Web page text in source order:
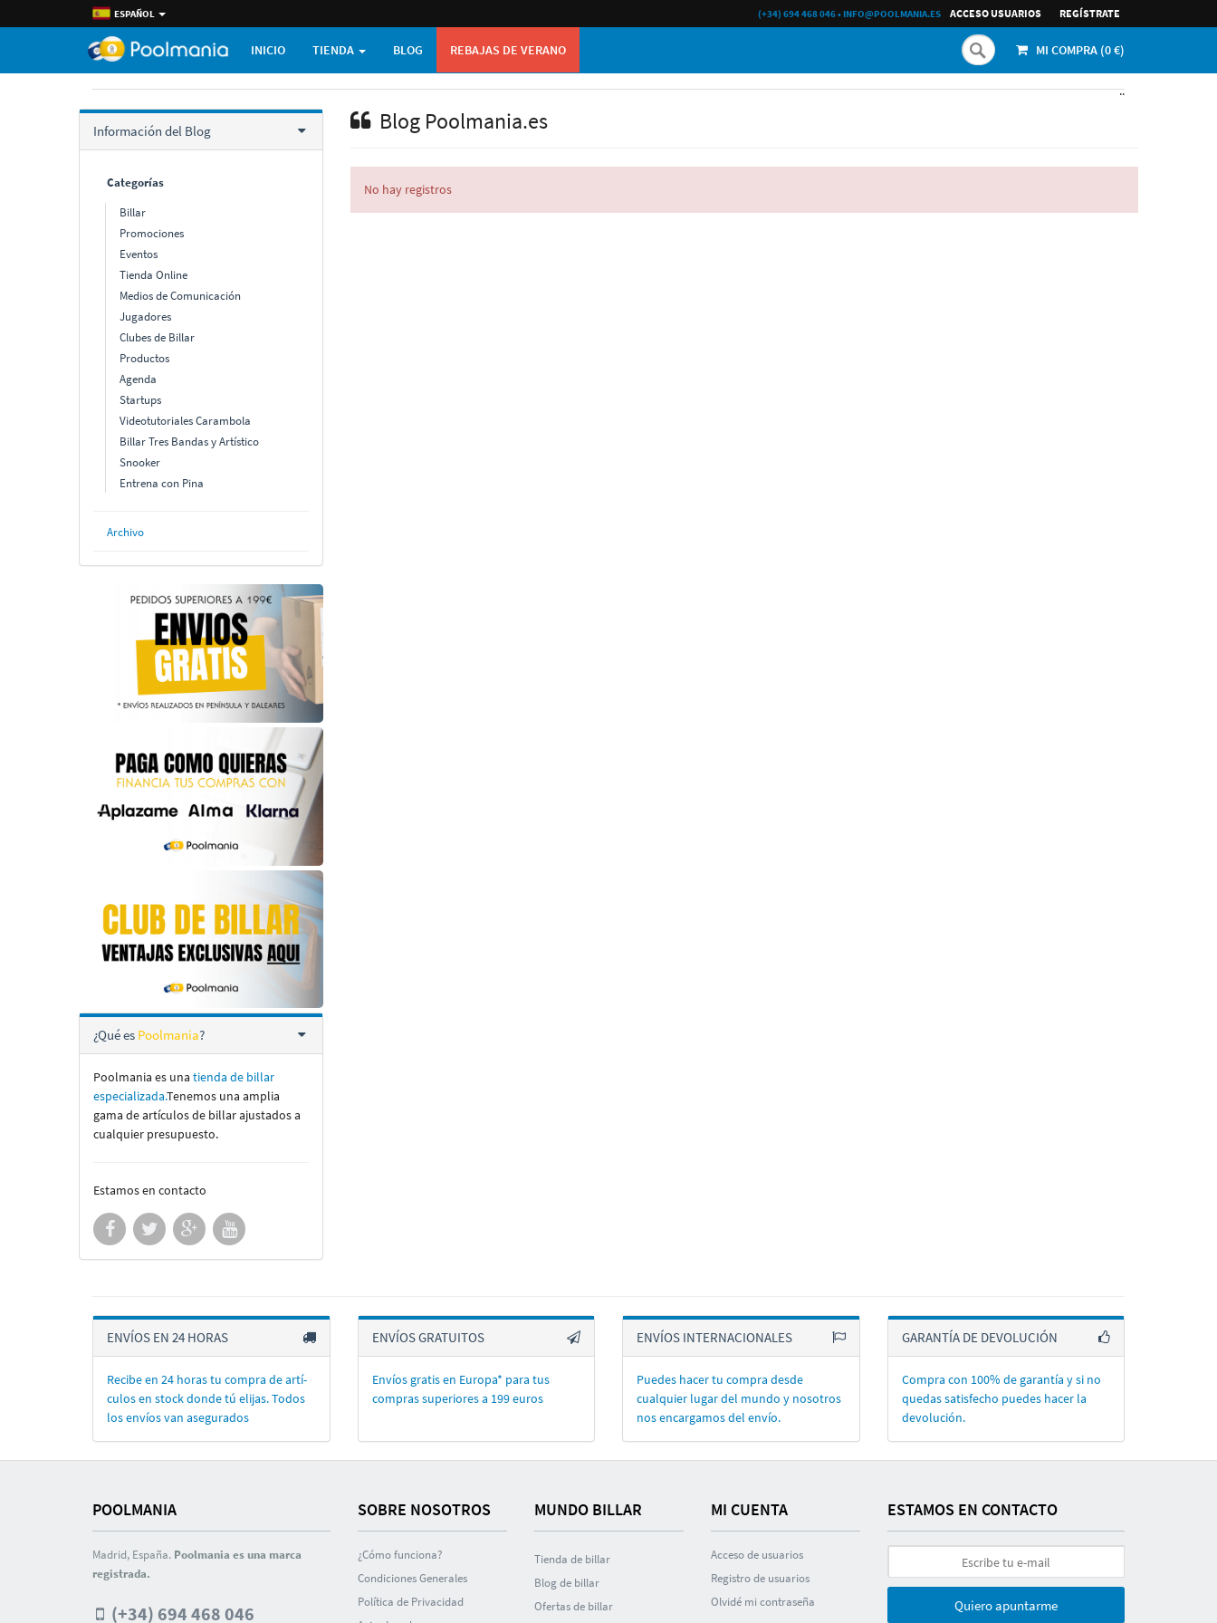
ESPAÑOL ACCESO USUARIOS REGÍ­STRATE
(+34) 694 468 046•INFO@POOLMANIA.ES
INICIO TIENDA BLOG REBAJAS DE VERANO MI COMPRA (0€)
..
Información del Blog
Categorí­as
Billar
Promociones
Eventos
Tienda Online
Medios de Comunicación
Jugadores
Clubes de Billar
Productos
Agenda
Startups
Videotutoriales Carambola
Billar Tres Bandas y Artístico
Snooker
Entrena con Pina
Archivo
¿Qué es Poolmania?
Poolmania es una tienda de billar
especializada.Tenemos una amplia
gama de artí­culos de billar ajustados a
cualquier presupuesto.
Estamos en contacto
Blog Poolmania.es
No hay registros
ENVÍOS EN 24 HORAS
Recibe en 24 horas tu compra de artí­
culos en stock donde tú elijas. Todos
los enví­os van asegurados
ENVÍOS GRATUITOS
Envíos gratis en Europa* para tus
compras superiores a 199 euros
ENVÍOS INTERNACIONALES
Puedes hacer tu compra desde
cualquier lugar del mundo y nosotros
nos encargamos del enví­o.
GARANTÍA DE DEVOLUCIÓN
Compra con 100% de garantí­a y si no
quedas satisfecho puedes hacer la
devolución.
POOLMANIA
Madrid, España. Poolmania es una marca
registrada.
(+34) 694 468 046
SOBRE NOSOTROS
¿Cómo funciona?
Condiciones Generales
Polí­tica de Privacidad
MUNDO BILLAR
Tienda de billar
Blog de billar
Ofertas de billar
MI CUENTA
Acceso de usuarios
Registro de usuarios
Olvidé mi contraseña
ESTAMOS EN CONTACTO
Quiero apuntarme